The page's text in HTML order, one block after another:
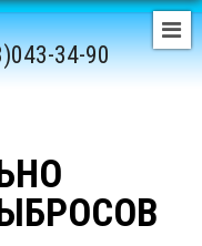
34-90